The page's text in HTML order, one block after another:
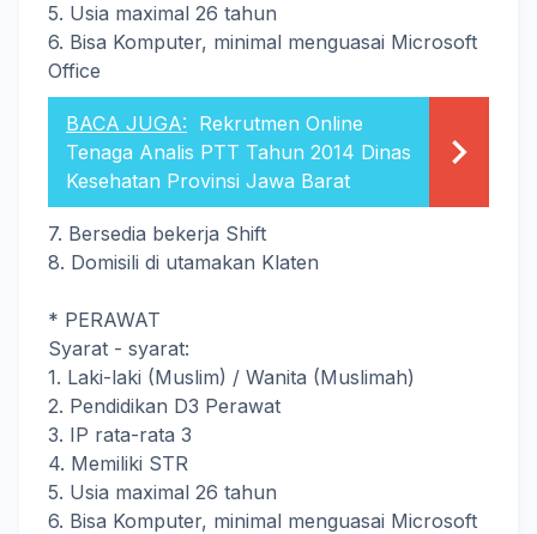
5. Usia maximal 26 tahun
6. Bisa Komputer, minimal menguasai Microsoft
Office
BACA JUGA: Rekrutmen Online
Tenaga Analis PTT Tahun 2014 Dinas
Kesehatan Provinsi Jawa Barat
7. Bersedia bekerja Shift
8. Domisili di utamakan Klaten
* PERAWAT
Syarat - syarat:
1. Laki-laki (Muslim) / Wanita (Muslimah)
2. Pendidikan D3 Perawat
3. IP rata-rata 3
4. Memiliki STR
5. Usia maximal 26 tahun
6. Bisa Komputer, minimal menguasai Microsoft